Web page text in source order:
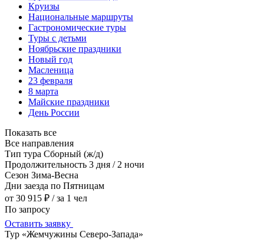
Круизы
Национальные маршруты
Гастрономические туры
Туры с детьми
Ноябрьские праздники
Новый год
Масленица
23 февраля
8 марта
Майские праздники
День России
Показать все
Все направления
Тип тура Сборный (ж/д)
Продолжительность 3 дня / 2 ночи
Сезон Зима-Весна
Дни заезда по Пятницам
от 30 915 ₽ / за 1 чел
По запросу
Оставить заявку
Тур «Жемчужины Северо-Запада»